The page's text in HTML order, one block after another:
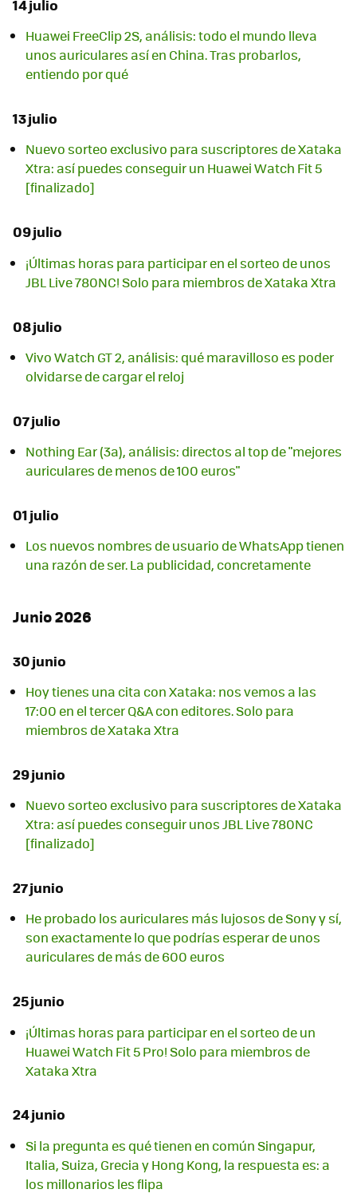
14 julio
Huawei FreeClip 2S, análisis: todo el mundo lleva
unos auriculares así en China. Tras probarlos,
entiendo por qué
13 julio
Nuevo sorteo exclusivo para suscriptores de Xataka
Xtra: así puedes conseguir un Huawei Watch Fit 5
[finalizado]
09 julio
¡Últimas horas para participar en el sorteo de unos
JBL Live 780NC! Solo para miembros de Xataka Xtra
08 julio
Vivo Watch GT 2, análisis: qué maravilloso es poder
olvidarse de cargar el reloj
07 julio
Nothing Ear (3a), análisis: directos al top de "mejores
auriculares de menos de 100 euros"
01 julio
Los nuevos nombres de usuario de WhatsApp tienen
una razón de ser. La publicidad, concretamente
Junio 2026
30 junio
Hoy tienes una cita con Xataka: nos vemos a las
17:00 en el tercer Q&A con editores. Solo para
miembros de Xataka Xtra
29 junio
Nuevo sorteo exclusivo para suscriptores de Xataka
Xtra: así puedes conseguir unos JBL Live 780NC
[finalizado]
27 junio
He probado los auriculares más lujosos de Sony y sí,
son exactamente lo que podrías esperar de unos
auriculares de más de 600 euros
25 junio
¡Últimas horas para participar en el sorteo de un
Huawei Watch Fit 5 Pro! Solo para miembros de
Xataka Xtra
24 junio
Si la pregunta es qué tienen en común Singapur,
Italia, Suiza, Grecia y Hong Kong, la respuesta es: a
los millonarios les flipa